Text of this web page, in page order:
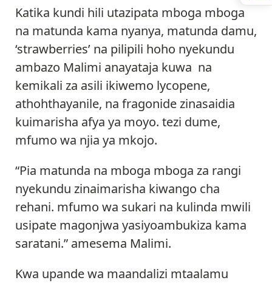
Katika kundi hili utazipata mboga mboga
na matunda kama nyanya, matunda damu,
‘strawberries’ na pilipili hoho nyekundu
ambazo Malimi anayataja kuwa na
kemikali za asili ikiwemo lycopene,
athohthayanile, na fragonide zinasaidia
kuimarisha afya ya moyo. tezi dume,
mfumo wa njia ya mkojo.
“Pia matunda na mboga mboga za rangi
nyekundu zinaimarisha kiwango cha
rehani. mfumo wa sukari na kulinda mwili
usipate magonjwa yasiyoambukiza kama
saratani.” amesema Malimi.
Kwa upande wa maandalizi mtaalamu